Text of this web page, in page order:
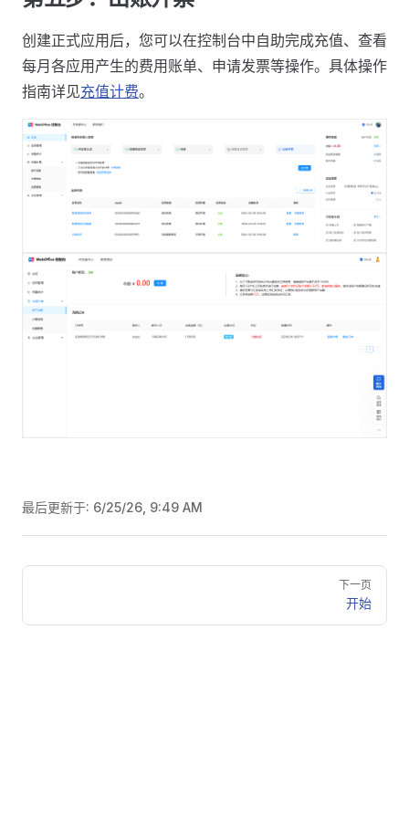
创建正式应用后，您可以在控制台中自助完成充值、查看
每月各应用产生的费用账单、申请发票等操作。具体操作
指南详见充值计费。
最后更新于: 6/25/26, 9:49 AM
Pager
下一页
开始